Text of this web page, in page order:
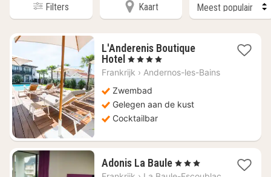
Filters Kaart
L'Anderenis Boutique
Hotel 1
nacht
vanaf
€
360
, 4 Sterren
Frankrijk › Andernos-les-Bains
Zwembad
Gelegen aan de kust
Cocktailbar
Adonis La Baule1
nacht
, 3 Sterren